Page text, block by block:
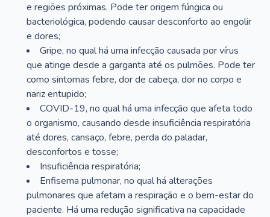
e regiões próximas. Pode ter origem fúngica ou
bacteriológica, podendo causar desconforto ao engolir
e dores;
Gripe, no qual há uma infecção causada por vírus
que atinge desde a garganta até os pulmões. Pode ter
como sintomas febre, dor de cabeça, dor no corpo e
nariz entupido;
COVID-19, no qual há uma infecção que afeta todo
o organismo, causando desde insuficiência respiratória
até dores, cansaço, febre, perda do paladar,
desconfortos e tosse;
Insuficiência respiratória;
Enfisema pulmonar, no qual há alterações
pulmonares que afetam a respiração e o bem-estar do
paciente. Há uma redução significativa na capacidade